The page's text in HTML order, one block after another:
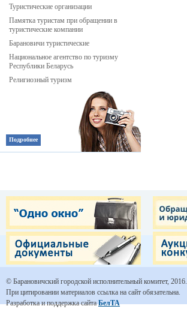
Туристические организации
Памятка туристам при обращении в
туристические компании
Барановичи туристические
Национальное агентство по туризму
Республики Беларусь
Религиозный туризм
Подробнее
© Барановичский городской исполнительный комитет, 2016.
При цитировании материалов ссылка на сайт обязательна.
Разработка и поддержка сайтаБелТА